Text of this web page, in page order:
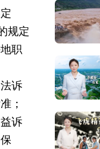
规定
职
诉
；
诉